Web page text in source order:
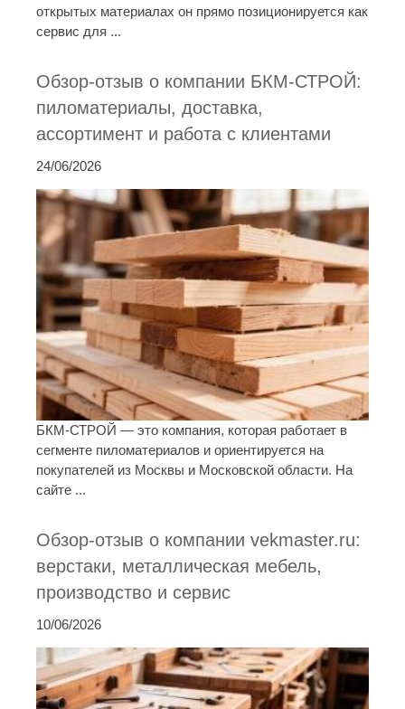
открытых материалах он прямо позиционируется как
сервис для ...
Обзор-отзыв о компании БКМ-СТРОЙ:
пиломатериалы, доставка,
ассортимент и работа с клиентами
24/06/2026
БКМ-СТРОЙ — это компания, которая работает в
сегменте пиломатериалов и ориентируется на
покупателей из Москвы и Московской области. На
сайте ...
Обзор-отзыв о компании vekmaster.ru:
верстаки, металлическая мебель,
производство и сервис
10/06/2026